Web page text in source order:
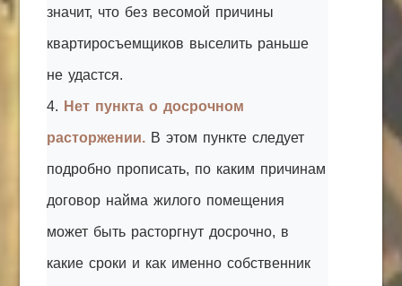
значит, что без весомой причины
квартиросъемщиков выселить раньше
не удастся.
4. Нет пункта о досрочном
расторжении. В этом пункте следует
подробно прописать, по каким причинам
договор найма жилого помещения
может быть расторгнут досрочно, в
какие сроки и как именно собственник